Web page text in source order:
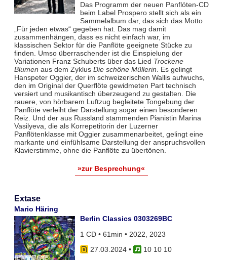
Das Programm der neuen Panflöten-CD
beim Label Prospero stellt sich als ein
Sammelalbum dar, das sich das Motto
„Für jeden etwas“ gegeben hat. Das mag damit
zusammenhängen, dass es nicht einfach war, im
klassischen Sektor für die Panflöte geeignete Stücke zu
finden. Umso überraschender ist die Einspielung der
Variationen Franz Schuberts über das Lied Trockene
Blumen aus dem Zyklus Die schöne Müllerin. Es gelingt
Hanspeter Oggier, der im schweizerischen Wallis aufwuchs,
den im Original der Querflöte gewidmeten Part technisch
versiert und musikantisch überzeugend zu gestalten. Die
rauere, von hörbarem Luftzug begleitete Tongebung der
Panflöte verleiht der Darstellung sogar einen besonderen
Reiz. Und der aus Russland stammenden Pianistin Marina
Vasilyeva, die als Korrepetitorin der Luzerner
Panflötenklasse mit Oggier zusammenarbeitet, gelingt eine
markante und einfühlsame Darstellung der anspruchsvollen
Klavierstimme, ohne die Panflöte zu übertönen.
»zur Besprechung«
Extase
Mario Häring
Berlin Classics 0303269BC
1 CD • 61min • 2022, 2023
27.03.2024•
10 10 10